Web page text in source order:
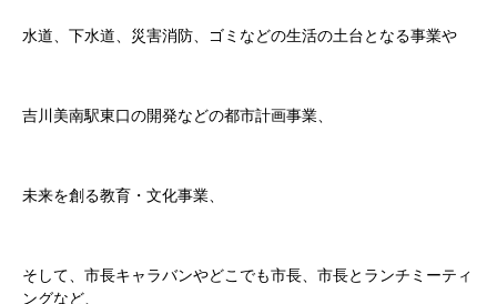
水道、下水道、災害消防、ゴミなどの生活の土台となる事業や
吉川美南駅東口の開発などの都市計画事業、
未来を創る教育・文化事業、
そして、市長キャラバンやどこでも市長、市長とランチミーティ
ングなど、